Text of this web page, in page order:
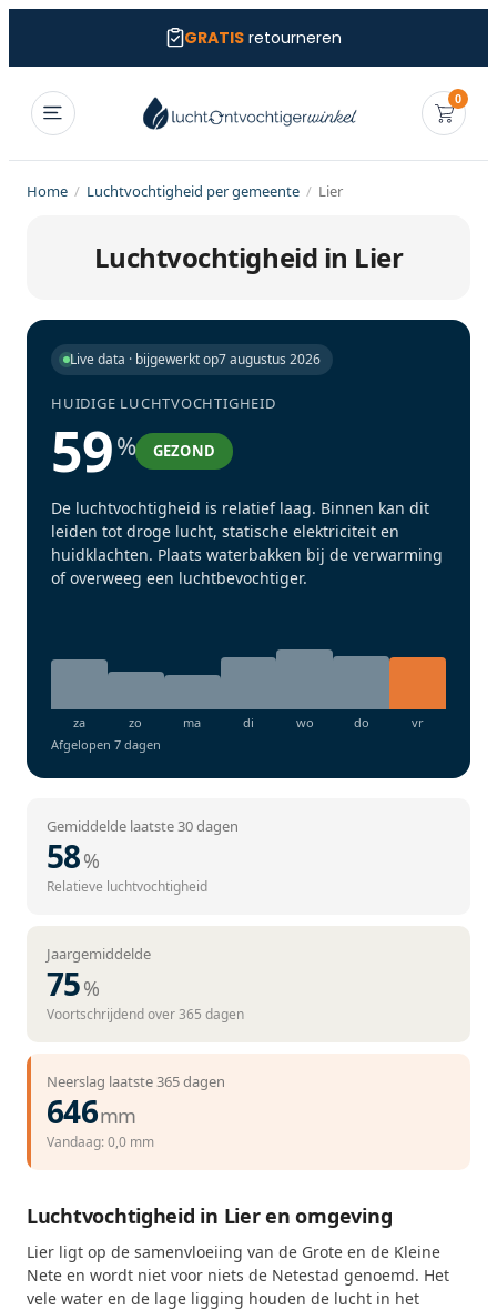
GRATISretourneren
0
Home / Luchtvochtigheid per gemeente / Lier
Luchtvochtigheid in Lier
Live data · bijgewerkt op7 augustus 2026
HUIDIGE LUCHTVOCHTIGHEID
59% GEZOND
De luchtvochtigheid is relatief laag. Binnen kan dit
leiden tot droge lucht, statische elektriciteit en
huidklachten. Plaats waterbakken bij de verwarming
of overweeg een luchtbevochtiger.
Afgelopen 7 dagen
Gemiddelde laatste 30 dagen
58%
Relatieve luchtvochtigheid
Jaargemiddelde
75%
Voortschrijdend over 365 dagen
Neerslag laatste 365 dagen
646mm
Vandaag: 0,0 mm
Luchtvochtigheid in Lier en omgeving
Lier ligt op de samenvloeiing van de Grote en de Kleine
Nete en wordt niet voor niets de Netestad genoemd. Het
vele water en de lage ligging houden de lucht in het